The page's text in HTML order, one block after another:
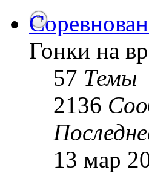
Гонки на
57 Темы
2136
13 мар